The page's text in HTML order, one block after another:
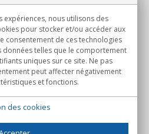
expériences, nous utilisons des
pour stocker et/ou accéder aux
consentement de ces technologies
telles que le comportement
uniques sur ce site. Ne pas
peut affecter négativement
et fonctions.
des cookies